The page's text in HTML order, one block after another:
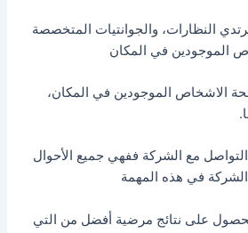
النظارات، والجوانتيات المتخصصة
الموجودين في المكان
الاشخاص الموجودين في المكان،
مع الشركة ففهي جميع الأحوال
في هذه المهمة
على نتائج مرضية أفضل من التي